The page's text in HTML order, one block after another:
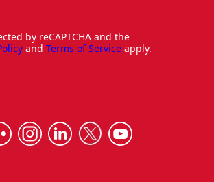
by reCAPTCHA and the
and Terms of Service apply.